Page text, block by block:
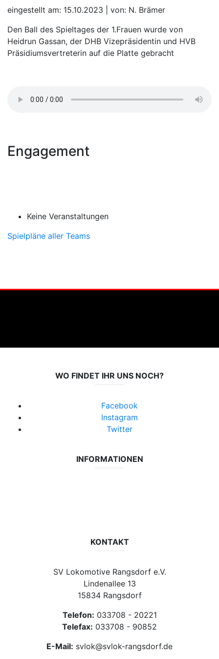
eingestellt am: 15.10.2023 | von: N. Brämer
Den Ball des Spieltages der 1.Frauen wurde von
Heidrun Gassan, der DHB Vizepräsidentin und HVB
Präsidiumsvertreterin auf die Platte gebracht
Engagement
Keine Veranstaltungen
Spielpläne aller Teams
WO FINDET IHR UNS NOCH?
Facebook
Instagram
Twitter
INFORMATIONEN
KONTAKT
SV Lokomotive Rangsdorf e.V.
Lindenallee 13
15834 Rangsdorf
Telefon: 033708 - 20221
Telefax: 033708 - 90852
E-Mail: svlok@svlok-rangsdorf.de